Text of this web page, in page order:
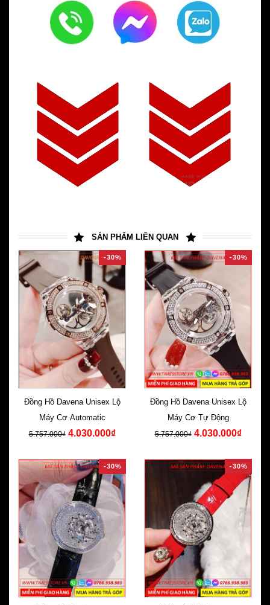
SẢN PHẨM LIÊN QUAN
-30%
Đồng Hồ Davena Unisex Lộ
Máy Cơ Automatic
5.757.000₫ 4.030.000₫
-30%
Đồng Hồ Davena Unisex Lộ
Máy Cơ Tự Động
5.757.000₫ 4.030.000₫
-30% -30%